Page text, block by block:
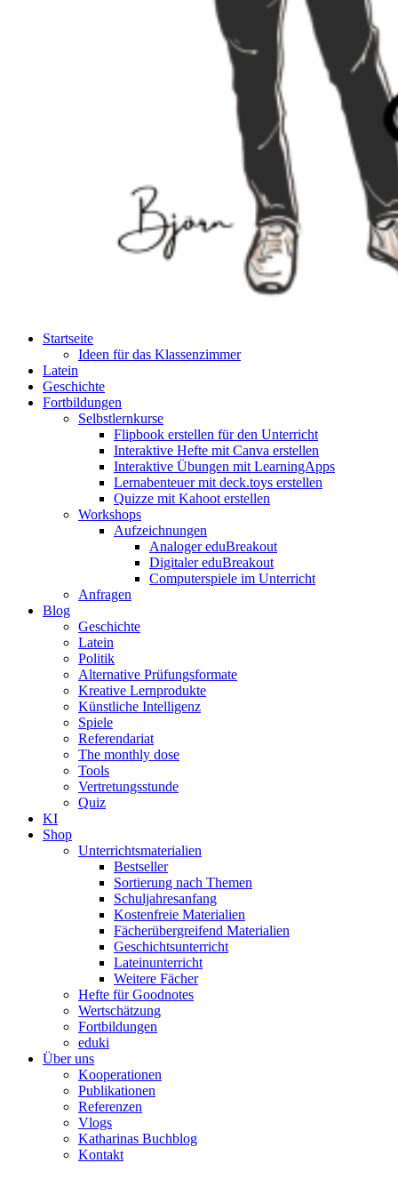
Startseite
Ideen für das Klassenzimmer
Latein
Geschichte
Fortbildungen
Selbstlernkurse
Flipbook erstellen für den Unterricht
Interaktive Hefte mit Canva erstellen
Interaktive Übungen mit LearningApps
Lernabenteuer mit deck.toys erstellen
Quizze mit Kahoot erstellen
Workshops
Aufzeichnungen
Analoger eduBreakout
Digitaler eduBreakout
Computerspiele im Unterricht
Anfragen
Blog
Geschichte
Latein
Politik
Alternative Prüfungsformate
Kreative Lernprodukte
Künstliche Intelligenz
Spiele
Referendariat
The monthly dose
Tools
Vertretungsstunde
Quiz
KI
Shop
Unterrichtsmaterialien
Bestseller
Sortierung nach Themen
Schuljahresanfang
Kostenfreie Materialien
Fächerübergreifend Materialien
Geschichtsunterricht
Lateinunterricht
Weitere Fächer
Hefte für Goodnotes
Wertschätzung
Fortbildungen
eduki
Über uns
Kooperationen
Publikationen
Referenzen
Vlogs
Katharinas Buchblog
Kontakt